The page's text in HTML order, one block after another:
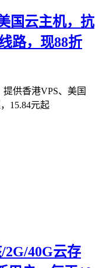
国云主机，抗
路，现88折
提供香港VPS、美国
15.84元起
40G云存